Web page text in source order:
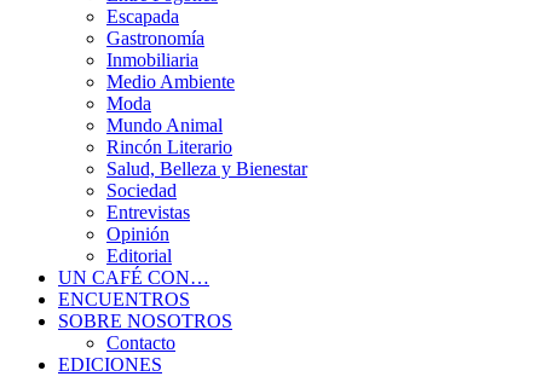
Escapada
Gastronomía
Inmobiliaria
Medio Ambiente
Moda
Mundo Animal
Rincón Literario
Salud, Belleza y Bienestar
Sociedad
Entrevistas
Opinión
Editorial
UN CAFÉ CON…
ENCUENTROS
SOBRE NOSOTROS
Contacto
EDICIONES